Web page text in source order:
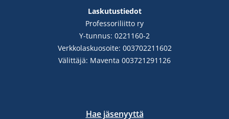
Laskutustiedot
Professoriliitto ry
Y-tunnus: 0221160-2
Verkkolaskuosoite: 003702211602
Välittäjä: Maventa 003721291126
Hae jäsenyyttä